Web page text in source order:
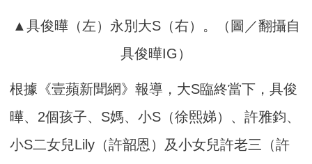
▲具俊曄（左）永別大S（右）。（圖／翻攝自
具俊曄IG）
根據《壹蘋新聞網》報導，大S臨終當下，具俊
曄、2個孩子、S媽、小S（徐熙娣）、許雅鈞、
小S二女兒Lily（許韶恩）及小女兒許老三（許